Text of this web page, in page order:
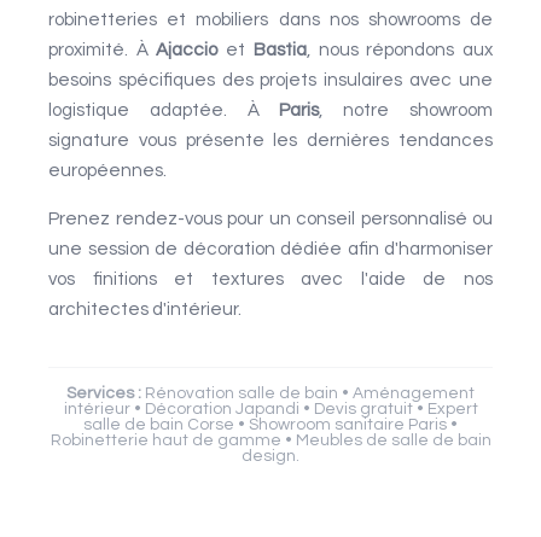
robinetteries et mobiliers dans nos showrooms de
proximité. ÀAjaccioet Bastia, nous répondons aux
besoins spécifiques des projets insulaires avec une
logistique adaptée. À
Paris, notre showroom
signature vous présente les dernières tendances
européennes.
Prenez rendez-vous pour un conseil personnalisé ou
une session de décoration dédiée afin d'harmoniser
vos finitions et textures avec l'aide de nos
architectes d'intérieur.
Services : Rénovation salle de bain • Aménagement
intérieur • Décoration Japandi • Devis gratuit • Expert
salle de bain Corse • Showroom sanitaire Paris •
Robinetterie haut de gamme • Meubles de salle de bain
design.